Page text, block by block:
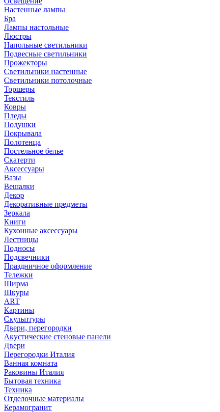
Hастенные лампы
Бра
Лампы настольные
Люстры
Напольные светильники
Подвесные светильники
Прожекторы
Светильники настенные
Светильники потолочные
Торшеры
Текстиль
Ковры
Пледы
Подушки
Покрывала
Полотенца
Постельное белье
Скатерти
Аксессуары
Вазы
Вешалки
Декор
Декоративные предметы
Зеркала
Книги
Кухонные аксессуары
Лестницы
Подносы
Подсвечники
Праздничное оформление
Тележки
Ширма
Шкуры
ART
Картины
Скульптуры
Двери, перегородки
Акустические стеновые панели
Двери
Перегородки Италия
Ванная комната
Раковины Италия
Бытовая техника
Техника
Отделочные материалы
Керамогранит